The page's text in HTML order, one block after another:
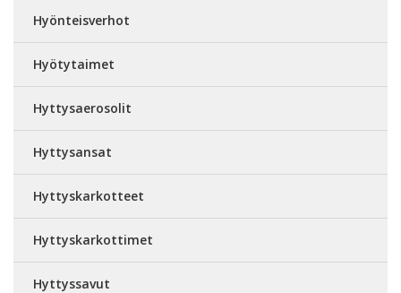
Hyönteisverhot
Hyötytaimet
Hyttysaerosolit
Hyttysansat
Hyttyskarkotteet
Hyttyskarkottimet
Hyttyssavut